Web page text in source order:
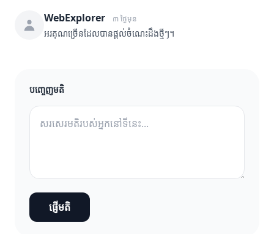
WebExplorer ៣ ថ្ងៃមុន
អរគុណច្រើនដែលបានផ្តល់ចំណេះដឹងថ្មីៗ។
បញ្ចេញមតិ
ផ្ញើមតិ